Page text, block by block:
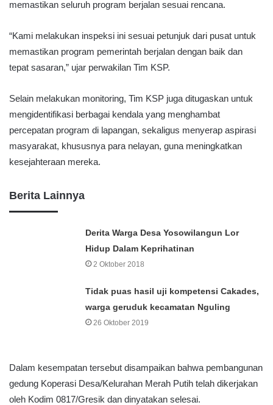
memastikan seluruh program berjalan sesuai rencana.
“Kami melakukan inspeksi ini sesuai petunjuk dari pusat untuk
memastikan program pemerintah berjalan dengan baik dan
tepat sasaran,” ujar perwakilan Tim KSP.
Selain melakukan monitoring, Tim KSP juga ditugaskan untuk
mengidentifikasi berbagai kendala yang menghambat
percepatan program di lapangan, sekaligus menyerap aspirasi
masyarakat, khususnya para nelayan, guna meningkatkan
kesejahteraan mereka.
Berita Lainnya
Derita Warga Desa Yosowilangun Lor
Hidup Dalam Keprihatinan
2 Oktober 2018
Tidak puas hasil uji kompetensi Cakades,
warga geruduk kecamatan Nguling
26 Oktober 2019
Dalam kesempatan tersebut disampaikan bahwa pembangunan
gedung Koperasi Desa/Kelurahan Merah Putih telah dikerjakan
oleh Kodim 0817/Gresik dan dinyatakan selesai.